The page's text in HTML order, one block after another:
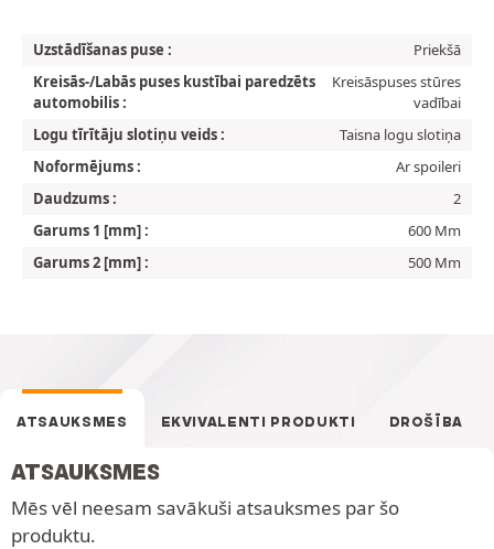
Uzstādīšanas puse :
Priekšā
Kreisās-/Labās puses kustībai paredzēts
automobilis :
Kreisāspuses stūres
vadībai
Logu tīrītāju slotiņu veids :
Taisna logu slotiņa
Noformējums :
Ar spoileri
Daudzums :
2
Garums 1 [mm] :
600 Mm
Garums 2 [mm] :
500 Mm
ATSAUKSMES EKVIVALENTI PRODUKTI DROŠĪBA
ATSAUKSMES
Mēs vēl neesam savākuši atsauksmes par šo
produktu.